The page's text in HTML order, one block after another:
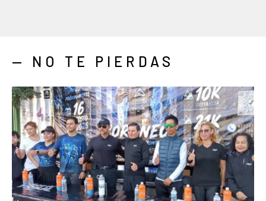
— NO TE PIERDAS